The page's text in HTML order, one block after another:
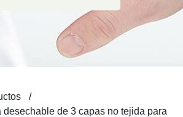
desechable de 3 capas no tejida para